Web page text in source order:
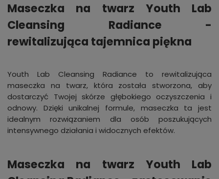
Maseczka na twarz Youth Lab
Cleansing Radiance -
rewitalizująca tajemnica piękna
Youth Lab Cleansing Radiance to rewitalizująca
maseczka na twarz, która została stworzona, aby
dostarczyć Twojej skórze głębokiego oczyszczenia i
odnowy. Dzięki unikalnej formule, maseczka ta jest
idealnym rozwiązaniem dla osób poszukujących
intensywnego działania i widocznych efektów.
Maseczka na twarz Youth Lab